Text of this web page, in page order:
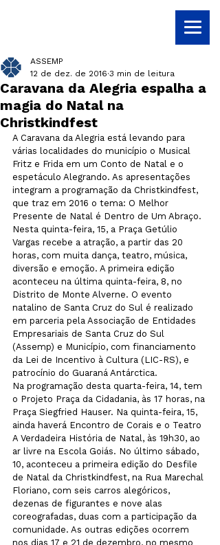
Caravana da Alegria espalha a
magia do Natal na
Christkindfest
ASSEMP
12 de dez. de 2016 3 min de leitura
A Caravana da Alegria está levando para
várias localidades do município o Musical
Fritz e Frida em um Conto de Natal e o
espetáculo Alegrando. As apresentações
integram a programação da Christkindfest,
que traz em 2016 o tema: O Melhor
Presente de Natal é Dentro de Um Abraço.
Nesta quinta-feira, 15, a Praça Getúlio
Vargas recebe a atração, a partir das 20
horas, com muita dança, teatro, música,
diversão e emoção. A primeira edição
aconteceu na última quinta-feira, 8, no
Distrito de Monte Alverne. O evento
natalino de Santa Cruz do Sul é realizado
em parceria pela Associação de Entidades
Empresariais de Santa Cruz do Sul
(Assemp) e Município, com financiamento
da Lei de Incentivo à Cultura (LIC-RS), e
patrocínio do Guaraná Antárctica.
Na programação desta quarta-feira, 14, tem
o Projeto Praça da Cidadania, às 17 horas, na
Praça Siegfried Hauser. Na quinta-feira, 15,
ainda haverá Encontro de Corais e o Teatro
A Verdadeira História de Natal, às 19h30, ao
ar livre na Escola Goiás. No último sábado,
10, aconteceu a primeira edição do Desfile
de Natal da Christkindfest, na Rua Marechal
Floriano, com seis carros alegóricos,
dezenas de figurantes e nove alas
coreografadas, duas com a participação da
comunidade. As outras edições ocorrem
nos dias 17 e 21 de dezembro, no mesmo